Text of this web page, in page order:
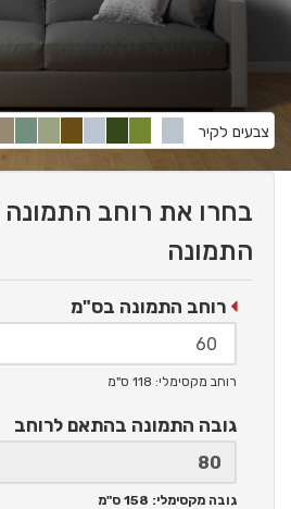
צבעים לקיר
בחרו את רוחב התמונה
התמונה
רוחב התמונה בס"מ
רוחב מקסימלי: 118 ס"מ
גובה התמונה בהתאם לרוחב
גובה מקסימלי: 158 ס"מ